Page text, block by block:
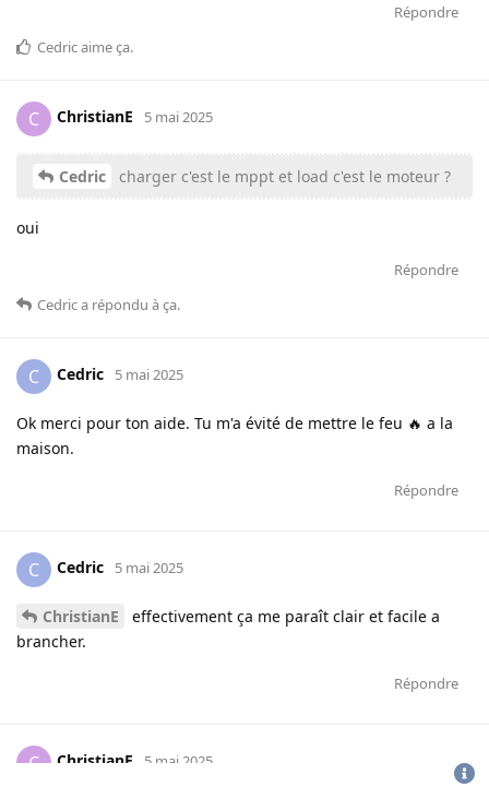
Répondre
Cedricaime ça.
C ChristianE 5 mai 2025
Cedric charger c'est le mppt et load c'est le moteur ?
oui
Répondre
Cedrica répondu à ça.
C Cedric 5 mai 2025
Ok merci pour ton aide. Tu m'a évité de mettre le feu 🔥 a la
maison.
Répondre
C Cedric 5 mai 2025
ChristianE
effectivement ça me paraît clair et facile a
brancher.
Répondre
C ChristianE
5 mai 2025